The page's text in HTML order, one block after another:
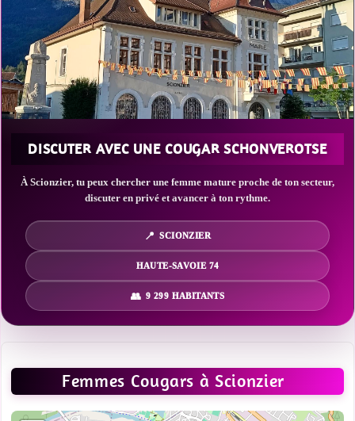
DISCUTER AVEC UNE COUGAR SCHONVEROTSE
À Scionzier, tu peux chercher une femme mature proche de ton secteur,
discuter en privé et avancer à ton rythme.
SCIONZIER
HAUTE-SAVOIE 74
9 299 HABITANTS
Femmes Cougars à Scionzier